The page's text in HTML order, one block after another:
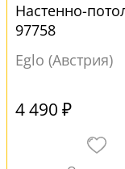
Настенно-
97758
Eglo (Австрия)
4 490 ₽